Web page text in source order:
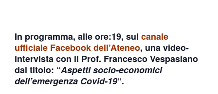
In programma, alleore:19, sul canale
ufficiale Facebook dell’Ateneo, una video-
intervista con il Prof. Francesco Vespasiano
dal titolo: “Aspetti socio-economici
dell’emergenza Covid-19“.